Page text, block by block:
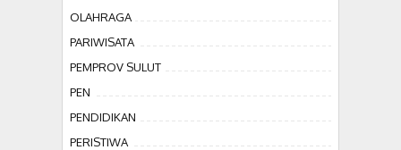
OLAHRAGA
PARIWISATA
PEMPROV SULUT
PEN
PENDIDIKAN
PERISTIWA